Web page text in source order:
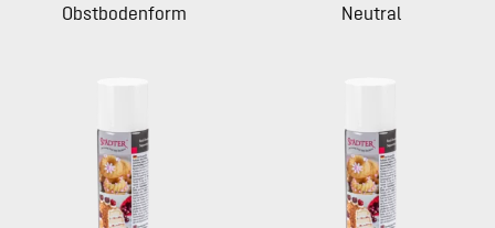
Obstbodenform Neutral